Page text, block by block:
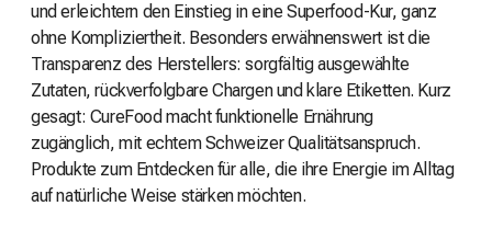
und erleichtern den Einstieg in eine Superfood-Kur, ganz
ohne Kompliziertheit. Besonders erwähnenswert ist die
Transparenz des Herstellers: sorgfältig ausgewählte
Zutaten, rückverfolgbare Chargen und klare Etiketten. Kurz
gesagt: CureFood macht funktionelle Ernährung
zugänglich, mit echtem Schweizer Qualitätsanspruch.
Produkte zum Entdecken für alle, die ihre Energie im Alltag
auf natürliche Weise stärken möchten.